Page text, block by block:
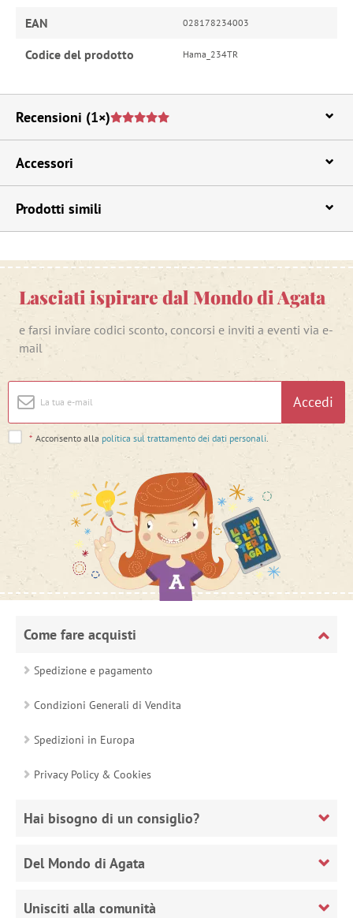
EAN 028178234003
Codice del prodotto Hama_234TR
Recensioni (1×)
Accessori
Prodotti simili
Lasciati ispirare dal Mondo di Agata
e farsi inviare codici sconto, concorsi e inviti a eventi via e-
mail
Accedi
* Acconsento alla politica sul trattamento dei dati personali
Come fare acquisti
Spedizione e pagamento
Condizioni Generali di Vendita
Spedizioni in Europa
Privacy Policy & Cookies
Hai bisogno di un consiglio?
Del Mondo di Agata
Unisciti alla comunità